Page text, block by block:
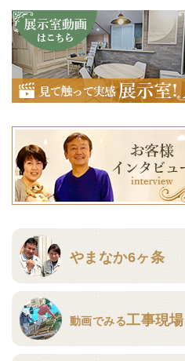
やまなか6ヶ条
動画でみる工事現場